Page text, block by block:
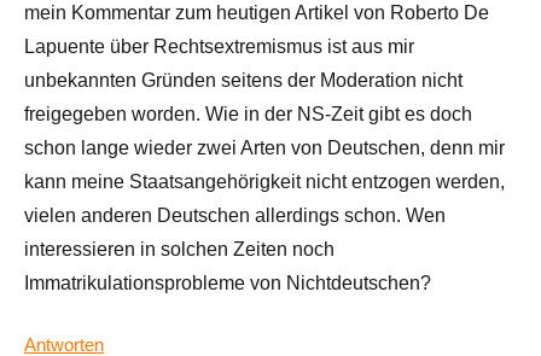
mein Kommentar zum heutigen Artikel von Roberto De
Lapuente über Rechtsextremismus ist aus mir
unbekannten Gründen seitens der Moderation nicht
freigegeben worden. Wie in der NS-Zeit gibt es doch
schon lange wieder zwei Arten von Deutschen, denn mir
kann meine Staatsangehörigkeit nicht entzogen werden,
vielen anderen Deutschen allerdings schon. Wen
interessieren in solchen Zeiten noch
Immatrikulationsprobleme von Nichtdeutschen?
Antworten